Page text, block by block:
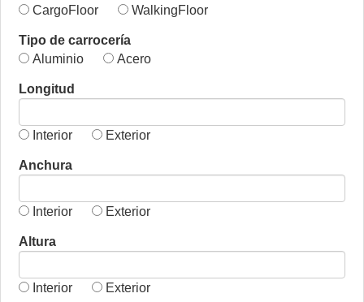
CargoFloor
WalkingFloor
Tipo de carrocería
Aluminio
Acero
Longitud
Interior Exterior
Anchura
Interior Exterior
Altura
Interior Exterior